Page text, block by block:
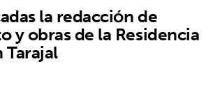
la redacción de
y obras de la Residencia
Tarajal